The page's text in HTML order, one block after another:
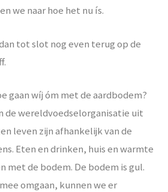
we naar hoe het nu ís.
tot slot nog even terug op de
gaan wíj óm met de aardbodem?
de wereldvoedselorganisatie uit
leven zijn afhankelijk van de
Eten en drinken, huis en warmte
met de bodem. De bodem is gul.
omgaan, kunnen we er